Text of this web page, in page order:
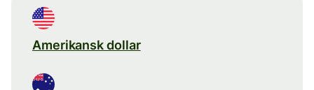
Amerikansk dollar